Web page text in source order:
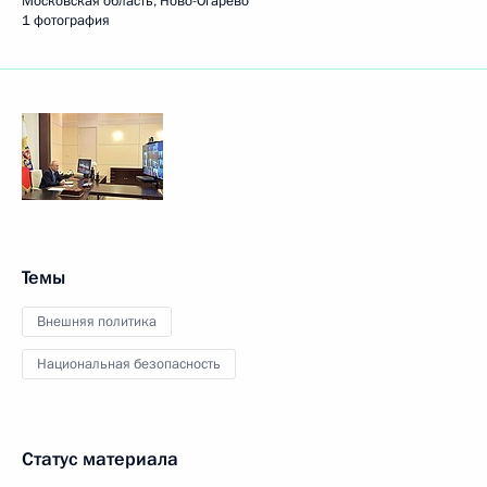
1 фотография
Темы
Внешняя политика
Национальная безопасность
Статус материала